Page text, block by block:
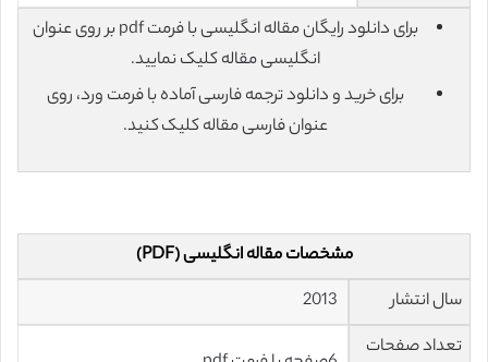
برای دانلود رایگان مقاله انگلیسی با فرمت pdf بر روی عنوان
انگلیسی مقاله کلیک نمایید.
برای خرید و دانلود ترجمه فارسی آماده با فرمت ورد، روی
عنوان فارسی مقاله کلیک کنید.
مشخصات مقاله انگلیسی (PDF)
سال انتشار
تعداد صفحات